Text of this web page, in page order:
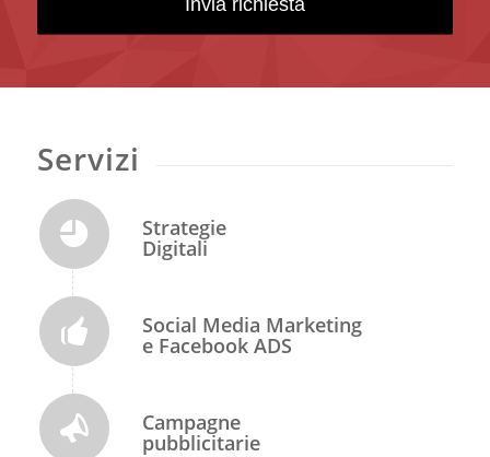
Servizi
Strategie
Digitali
Social Media Marketing
e Facebook ADS
Campagne
pubblicitarie